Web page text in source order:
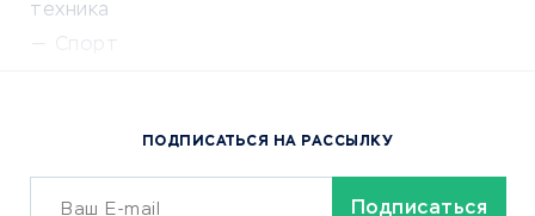
техника
Спорт
Сервисы доставкиПОДПИСАТЬСЯ НА РАССЫЛКУ